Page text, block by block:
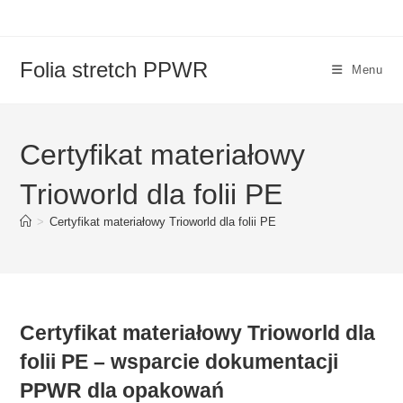
Folia stretch PPWR Menu
Certyfikat materiałowy
Trioworld dla folii PE
> Certyfikat materiałowy Trioworld dla folii PE
Certyfikat materiałowy Trioworld dla
folii PE – wsparcie dokumentacji
PPWR dla opakowań